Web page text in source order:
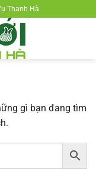
Thanh Hà
gì bạn đang tìm